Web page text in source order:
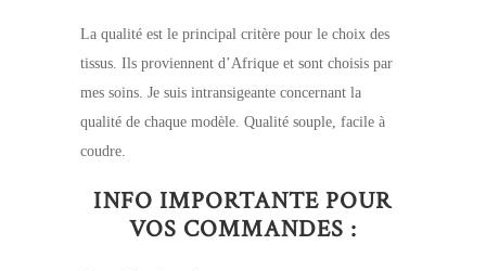
La qualité est le principal critère pour le choix des
tissus. Ils proviennent d’Afrique et sont choisis par
mes soins. Je suis intransigeante concernant la
qualité de chaque modèle. Qualité souple, facile à
coudre.
INFO IMPORTANTE POUR
VOS COMMANDES :